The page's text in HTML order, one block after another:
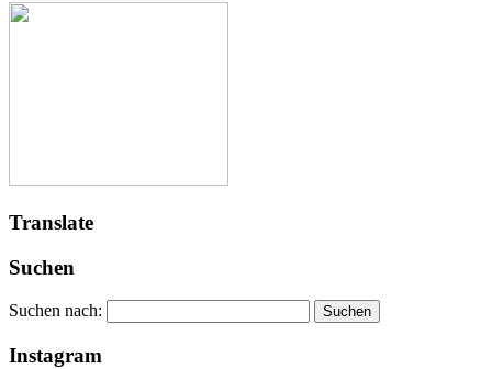
Translate
Suchen
Suchen nach:
Instagram